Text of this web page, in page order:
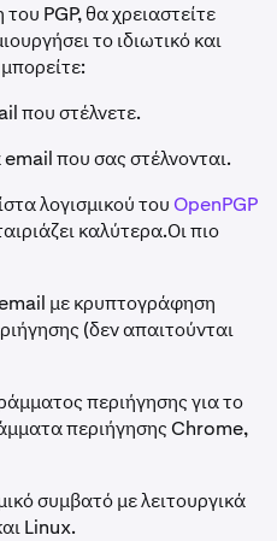
του PGP, θα χρειαστείτε
το ιδιωτικό και
που στέλνετε.
που σας στέλνονται.
λογισμικού του OpenPGP
καλύτερα.Οι πιο
με κρυπτογράφηση
(δεν απαιτούνται
περιήγησης για το
περιήγησης Chrome,
συμβατό με λειτουργικά
Linux.